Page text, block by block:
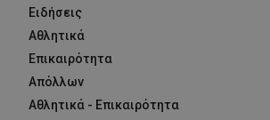
Ειδήσεις
Αθλητικά
Επικαιρότητα
Απόλλων
Αθλητικά - Επικαιρότητα